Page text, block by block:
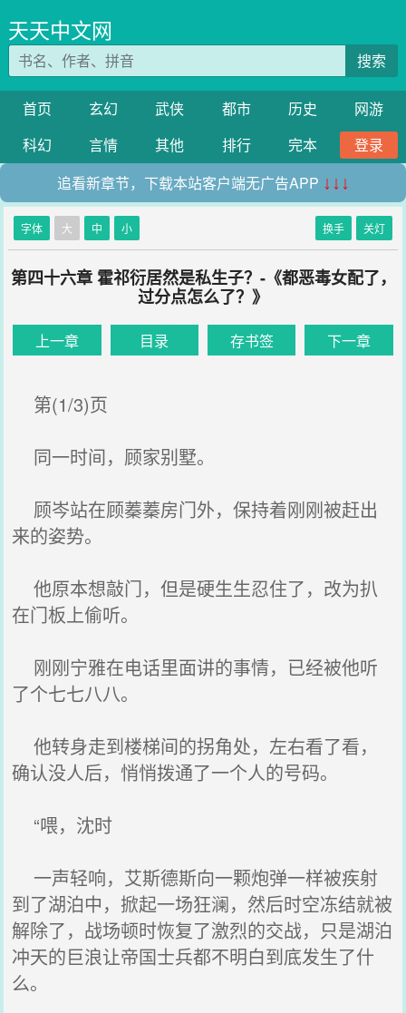
天天中文网
搜索
首页 玄幻 武侠 都市 历史
网游
科幻
言情 其他 排行 完本
登录
追看新章节，下载本站客户端无广告APP ↓↓↓
字体 大 中 小 换手 关灯
第四十六章 霍祁衍居然是私生子？-《都恶毒女配了，
过分点怎么了？》
上一章 目录 存书签 下一章
第(1/3)页
同一时间，顾家别墅。
顾岑站在顾蓁蓁房门外，保持着刚刚被赶出
来的姿势。
他原本想敲门，但是硬生生忍住了，改为扒
在门板上偷听。
刚刚宁雅在电话里面讲的事情，已经被他听
了个七七八八。
他转身走到楼梯间的拐角处，左右看了看，
确认没人后，悄悄拨通了一个人的号码。
“喂，沈时
一声轻响，艾斯德斯向一颗炮弹一样被疾射
到了湖泊中，掀起一场狂澜，然后时空冻结就被
解除了，战场顿时恢复了激烈的交战，只是湖泊
冲天的巨浪让帝国士兵都不明白到底发生了什
么。